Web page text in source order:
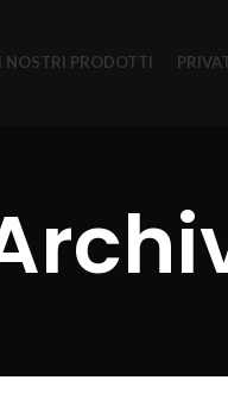
I NOSTRI PRODOTTI